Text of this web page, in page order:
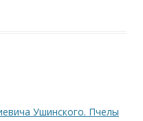
Ушинского. Пчелы